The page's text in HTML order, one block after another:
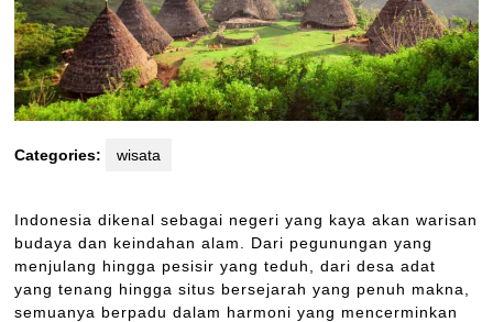
Categories: wisata
Indonesia dikenal sebagai negeri yang kaya akan warisan
budaya dan keindahan alam. Dari pegunungan yang
menjulang hingga pesisir yang teduh, dari desa adat
yang tenang hingga situs bersejarah yang penuh makna,
semuanya berpadu dalam harmoni yang mencerminkan